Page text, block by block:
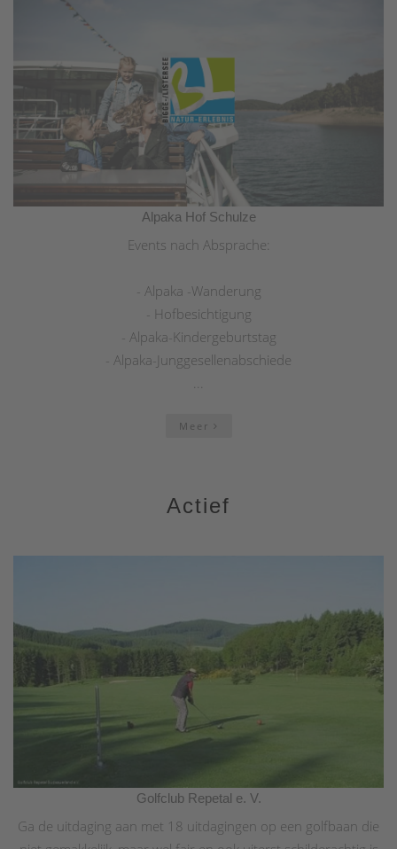
Alpaka Hof Schulze
Events nach Absprache:
- Alpaka -Wanderung
- Hofbesichtigung
- Alpaka-Kindergeburtstag
- Alpaka-Junggesellenabschiede
...
Meer
Actief
Golfclub Repetal e. V.
Ga de uitdaging aan met 18 uitdagingen op een golfbaan die